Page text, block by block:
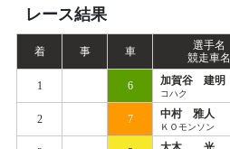
レース結果
着 事 車
選手名
競走車名
1 6 加賀谷 建明
コハク
2 7 中村 雅人
ＫＯモンソン